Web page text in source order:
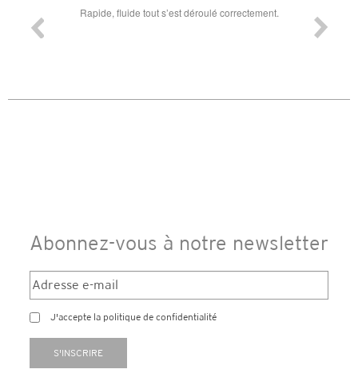
top
Rapide, fluide tout s’est déroulé correctement.
Abonnez-vous à notre newsletter
J'accepte la politique de confidentialité
S'INSCRIRE